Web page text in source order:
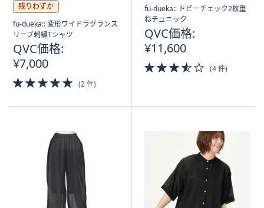
残りわずか
fu-dueka:: 変形ワイドラグランス
リーブ刺繍Tシャツ
QVC価格:
¥7,000
5.0
of
(2 件)
fu-dueka:: ドビーチェック2枚重
ねチュニック
QVC価格:
¥11,600
3.5
of
(4 件)